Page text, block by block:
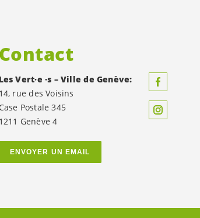
Contact
LesVert·e ·s – Ville de Genève:
14, rue des Voisins
Case Postale 345
1211 Genève 4
ENVOYER UN EMAIL